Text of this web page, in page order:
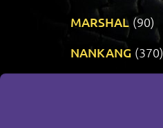
MARSHAL (90)
NANKANG (370)